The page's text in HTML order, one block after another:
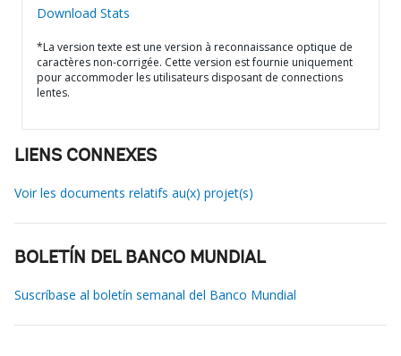
Download Stats
*La version texte est une version à reconnaissance optique de
caractères non-corrigée. Cette version est fournie uniquement
pour accommoder les utilisateurs disposant de connections
lentes.
LIENS CONNEXES
Voir les documents relatifs au(x) projet(s)
BOLETÍN DEL BANCO MUNDIAL
Suscríbase al boletín semanal del Banco Mundial